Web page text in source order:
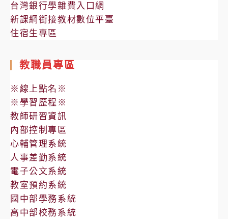
台灣銀行學雜費入口網
新課綱銜接教材數位平臺
住宿生專區
教職員專區
※線上點名※
※學習歷程※
教師研習資訊
內部控制專區
心輔管理系統
人事差勤系統
電子公文系統
教室預約系統
國中部學務系統
高中部校務系統